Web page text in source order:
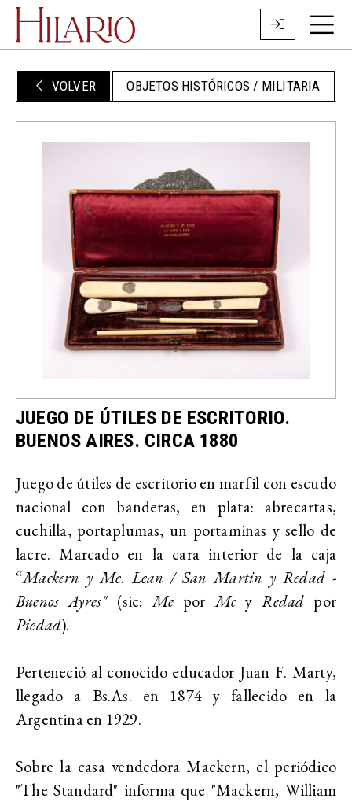
VOLVER OBJETOS HISTÓRICOS / MILITARIA
JUEGO DE ÚTILES DE ESCRITORIO.
BUENOS AIRES. CIRCA 1880
Juego de útiles de escritorio en marfil con escudo
nacional con banderas, en plata: abrecartas,
cuchilla, portaplumas, un portaminas y sello de
lacre. Marcado en la cara interior de la caja
“Mackern y Me. Lean / San Martin y Redad -
Buenos Ayres" (sic: Me porMcyRedad por
Piedad).
Perteneció al conocido educador Juan F. Marty,
llegado a Bs.As. en 1874 y fallecido en la
Argentina en 1929.
Sobre la casa vendedora Mackern, el periódico
"The Standard" informa que "Mackern, William